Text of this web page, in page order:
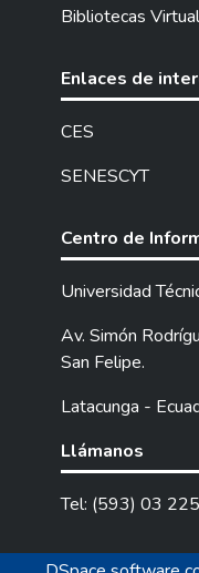
Bibliotecas
Enlaces de
CES
SENESCYT
Centro de
Universidad
Av. Simón
San Felipe.
Latacunga -
Llámanos
Tel: (593) 03